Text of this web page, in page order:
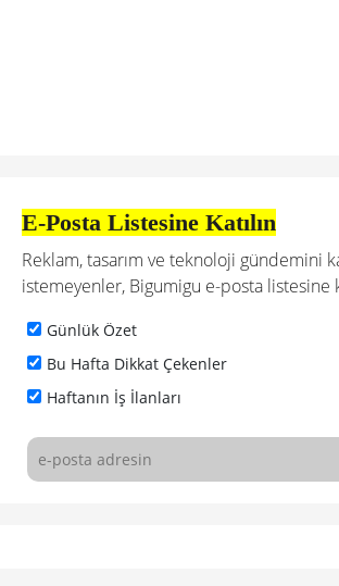
E-Posta Listesine Katılın
Reklam, tasarım ve teknoloji gündemini
istemeyenler, Bigumigu e-posta listesine
Günlük Özet
Bu Hafta Dikkat Çekenler
Haftanın İş İlanları